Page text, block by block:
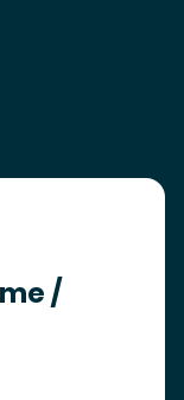
/